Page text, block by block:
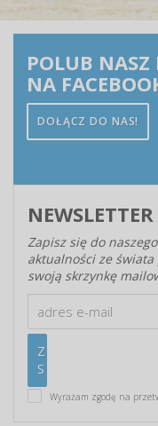
POLUB NASZ
NA
DOŁĄCZ DO NAS!
NEWSLETTER
Zapisz się do
aktualności ze
swoją skrzynkę
Wyrażam zgodę na